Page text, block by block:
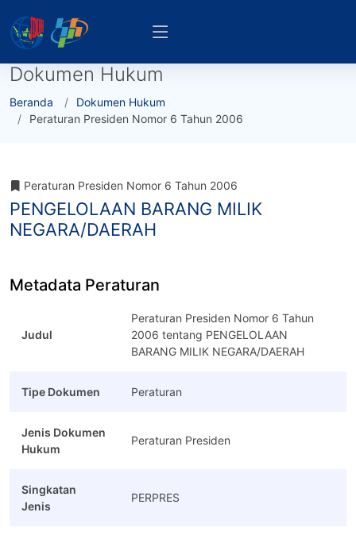
Dokumen Hukum
Beranda
Dokumen Hukum
Peraturan Presiden Nomor 6 Tahun 2006
Peraturan Presiden Nomor 6 Tahun 2006
PENGELOLAAN BARANG MILIK
NEGARA/DAERAH
Metadata Peraturan
Judul
Peraturan Presiden Nomor 6 Tahun
2006 tentang PENGELOLAAN
BARANG MILIK NEGARA/DAERAH
Tipe Dokumen Peraturan
Jenis Dokumen
Hukum
Peraturan Presiden
Singkatan
Jenis
PERPRES